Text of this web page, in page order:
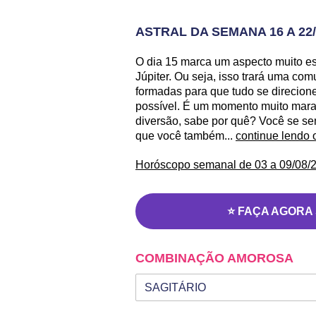
ASTRAL DA SEMANA 16 A
O dia 15 marca um aspecto muito
Júpiter. Ou seja, isso trará uma
formadas para que tudo se
possível. É um momento muito
diversão, sabe por quê? Você se
que você também... continue lendo
Horóscopo semanal de 03 a 09/08/
⭐ FAÇA
COMBINAÇÃO AMOROSA
Seu signo
Signo da outra pessoa